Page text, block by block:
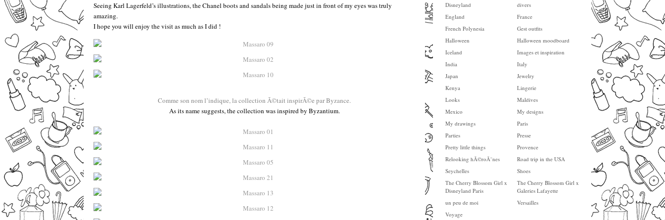
Disneyland
divers
England
France
French Polynesia
Gest outfits
Halloween
Halloween moodboard
Iceland
Images et inspiration
India
Italy
Japan
Jewelry
Kenya
Lingerie
Looks
Maldives
Mexico
My designs
My drawings
Paris
Parties
Presse
Pretty little things
Provence
Relooking hÃ©roÃ¯nes
Road trip in the USA
Seychelles
Shoes
The Cherry Blossom Girl x
Disneyland Paris
The Cherry Blossom Girl x
Galeries Lafayette
un peu de moi
Versailles
Voyage
Seeing Karl Lagerfeld’s illustrations, the Chanel boots and sandals being made just in front of my eyes was truly
amazing.
I hope you will enjoy the visit as much as I did !
Comme son nom l’indique, la collection Ã©tait inspirÃ©e par Byzance.
As its name suggests, the collection was inspired by Byzantium.